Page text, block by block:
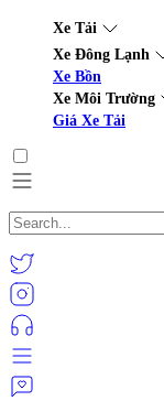
Xe Tải
Xe Đông Lạnh
Xe Bồn
Xe Môi Trường
Giá Xe Tải